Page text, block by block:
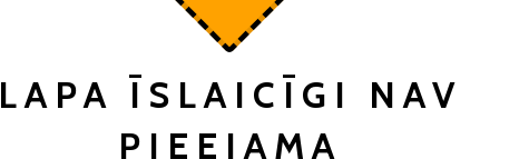
LAPA ĪSLAICĪGI NAV
PIEEJAMA